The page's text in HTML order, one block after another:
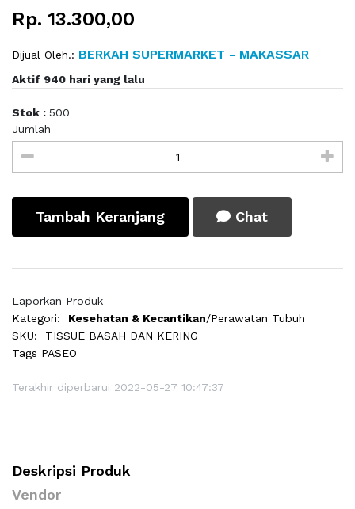
Rp. 13.300,00
Dijual Oleh.: BERKAH SUPERMARKET - MAKASSAR
Aktif 940 hari yang lalu
Stok : 500
Jumlah
Tambah Keranjang Chat
Laporkan Produk
Kategori:
Kesehatan & Kecantikan/Perawatan Tubuh
SKU:
TISSUE BASAH DAN KERING
Tags PASEO
Terakhir diperbarui 2022-05-27 10:47:37
Deskripsi Produk
Vendor